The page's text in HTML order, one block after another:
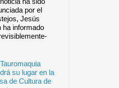
por el
Jesús
ha informado
su lugar en la
de Cultura de